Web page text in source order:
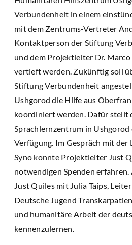
Verbundenheit in einem
mit dem Zentrums-Vertreter
Kontaktperson der Stiftung
und dem Projektleiter Dr.
vertieft werden. Zukünftig soll
Stiftung Verbundenheit
Ushgorod die Hilfe aus
koordiniert werden. Dafür stellt
Sprachlernzentrum in
Verfügung. Im Gespräch mit
Syno konnte Projektleiter Just
notwendigen Spenden
Just Quiles mit Julia Taips,
Deutsche Jugend
und humanitäre Arbeit der
kennenzulernen.